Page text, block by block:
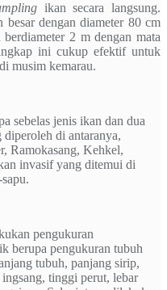
ikan secara langsung.
dengan diameter 80 cm
2 m dengan mata
ini cukup efektif untuk
musim kemarau.
sebelas jenis ikan dan dua
di antaranya,
Ramokasang, Kehkel,
invasif yang ditemui di
pengukuran
berupa pengukuran tubuh
tubuh, panjang sirip,
tinggi perut, lebar